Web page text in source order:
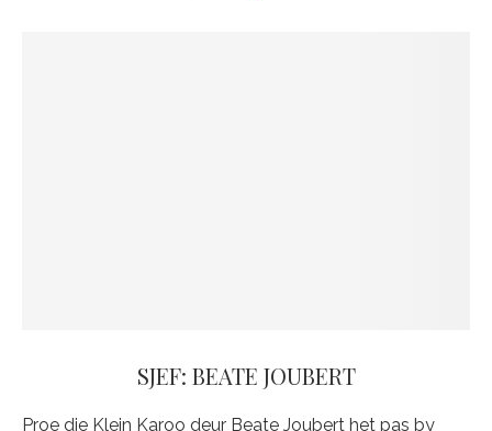
SJEF: BEATE JOUBERT
Proe die Klein Karoo deur Beate Joubert het pas by